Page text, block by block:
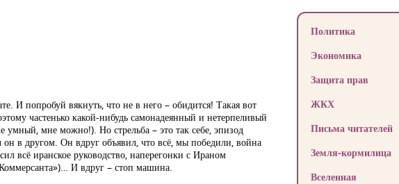
И попробуй вякнуть, что не в него – обидится! Такая вот
частенько какой-нибудь самонадеянный и нетерпеливый
мне можно!). Но стрельба – это так себе, эпизод
в другом. Он вдруг объявил, что всё, мы победили, война
всё иранское руководство, наперегонки с Ираном
И вдруг – стоп машина.
Политика
Экономика
Защита прав
ЖКХ
Письма читателей
Земля-кормилица
Вселенная